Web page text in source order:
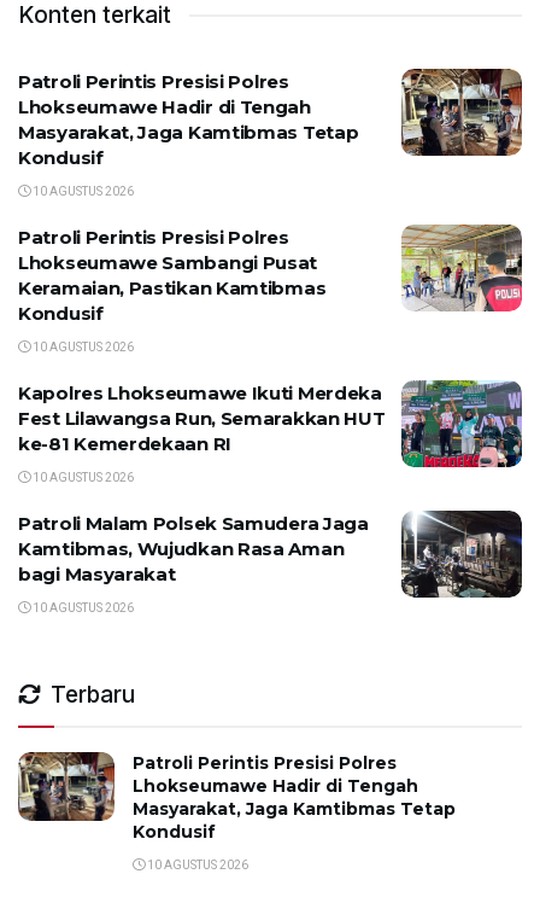
Konten terkait
Patroli Perintis Presisi Polres
Lhokseumawe Hadir di Tengah
Masyarakat, Jaga Kamtibmas Tetap
Kondusif
10 AGUSTUS 2026
Patroli Perintis Presisi Polres
Lhokseumawe Sambangi Pusat
Keramaian, Pastikan Kamtibmas
Kondusif
10 AGUSTUS 2026
Kapolres Lhokseumawe Ikuti Merdeka
Fest Lilawangsa Run, Semarakkan HUT
ke-81 Kemerdekaan RI
10 AGUSTUS 2026
Patroli Malam Polsek Samudera Jaga
Kamtibmas, Wujudkan Rasa Aman
bagi Masyarakat
10 AGUSTUS 2026
Terbaru
Patroli Perintis Presisi Polres
Lhokseumawe Hadir di Tengah
Masyarakat, Jaga Kamtibmas Tetap
Kondusif
10 AGUSTUS 2026